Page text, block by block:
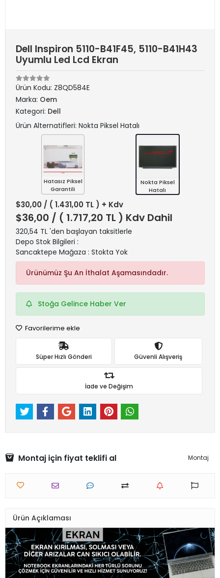
Dell Inspiron 5110-B41F45, 5110-B41H43
Uyumlu Led Lcd Ekran
Ürün Kodu: Z8QD584E
Marka: Oem
Kategori: Dell
Ürün Alternatifleri: Nokta Piksel Hatalı
Hatasız Piksel
Garantili
Nokta Piksel
Hatalı
$30,00 / ( 1.431,00 TL ) + Kdv
$36,00 / ( 1.717,20 TL ) Kdv Dahil
320,54 TL 'den başlayan taksitlerle
Depo Stok Bilgileri :
Sancaktepe Mağaza : Stokta Yok
Ürünümüz Şu An İthalat Aşamasındadır.
Stoğa Gelince Haber Ver
Favorilerime ekle
Süper Hızlı Gönderi Güvenli Alışveriş
İade ve Değişim
Montaj için fiyat teklifi al Montaj
Ürün Açıklaması